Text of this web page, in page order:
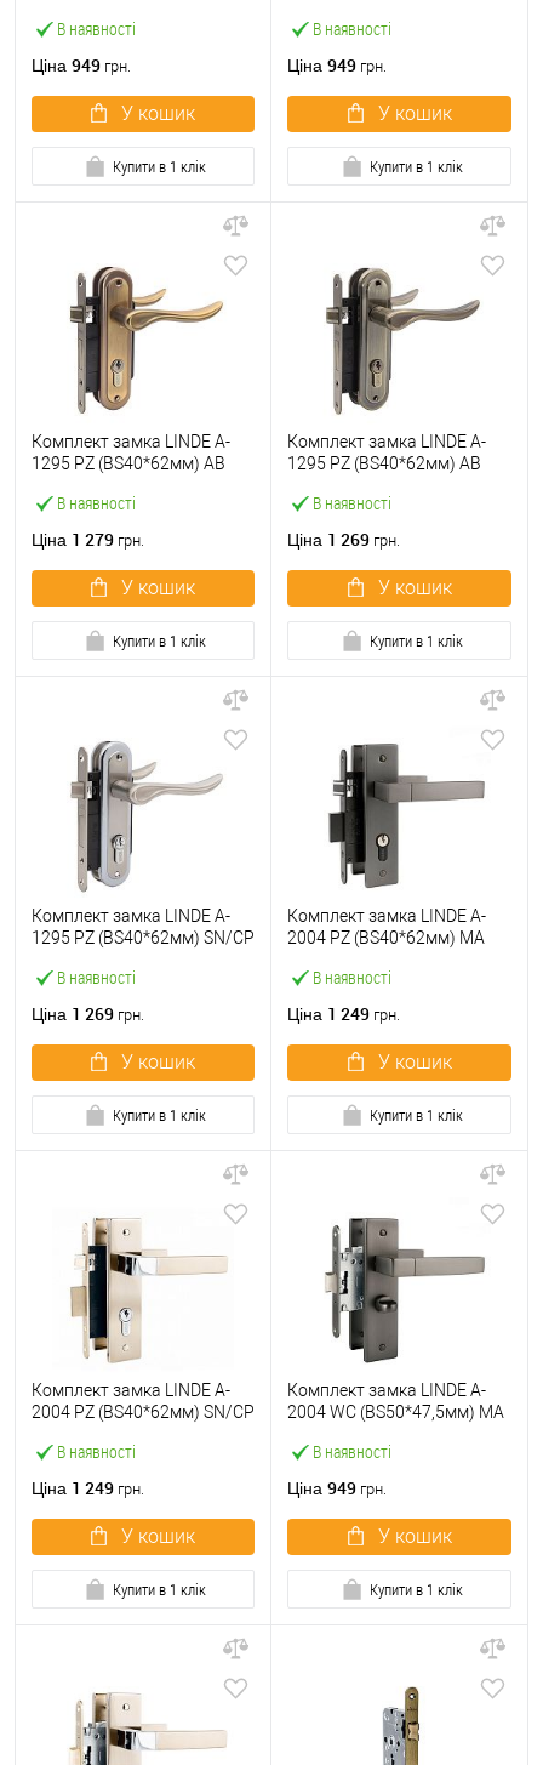
В наявності
Ціна 949 грн.
У кошик
Купити в 1 клік
В наявності
полірований хром
Ціна 949 грн.
У кошик
Купити в 1 клік
В наявності
Комплект замка LINDE A-
1295 PZ (BS40*62мм) AB
Ціна 1 279 грн.
У кошик
Купити в 1 клік
В наявності
Комплект замка LINDE A-
1295 PZ (BS40*62мм) AB
Ціна 1 269 грн.
У кошик
Купити в 1 клік
В наявності
Комплект замка LINDE A-
1295 PZ (BS40*62мм) SN/CP
полірований хром
Ціна 1 269 грн.
У кошик
Купити в 1 клік
В наявності
Комплект замка LINDE A-
2004 PZ (BS40*62мм) MA
Ціна 1 249 грн.
У кошик
Купити в 1 клік
В наявності
Комплект замка LINDE A-
2004 PZ (BS40*62мм) SN/CP
полірований хром
Ціна 1 249 грн.
У кошик
Купити в 1 клік
В наявності
Комплект замка LINDE A-
2004 WC (BS50*47,5мм) MA
Ціна 949 грн.
У кошик
Купити в 1 клік